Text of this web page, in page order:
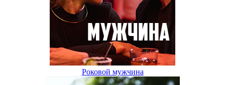
Роковой мужчина